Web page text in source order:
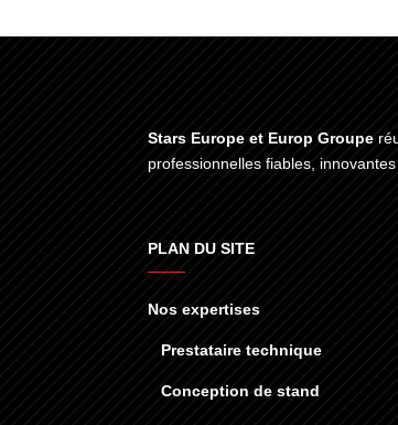
Stars Europe et Europ Groupe
professionnelles fiables,
PLAN DU SITE
Nos expertises
Prestataire technique
Conception de stand